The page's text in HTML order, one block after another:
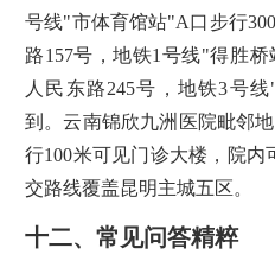
号线"市体育馆站"A口步行
路157号，地铁1号线"得胜
人民东路245号，地铁3号
到。云南锦欣九洲医院毗邻
行100米可见门诊大楼，院内
交路线覆盖昆明主城五区。
十二、常见问答精粹